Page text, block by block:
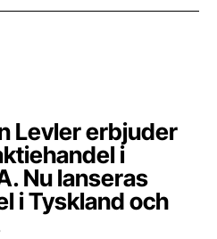
Levler erbjuder
i
Nu lanseras
i Tyskland och